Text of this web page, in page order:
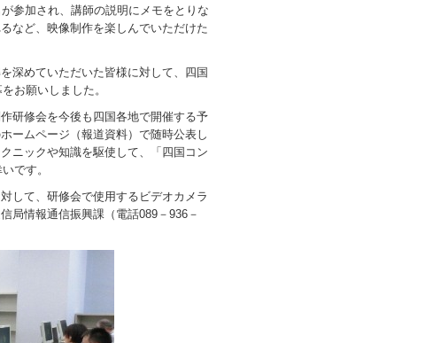
参加され、講師の説明にメモをとりな
など、映像制作を楽しんでいただけた
深めていただいた皆様に対して、四国
お願いしました。
研修会を今後も四国各地で開催する予
ームページ（報道資料）で随時公表し
ニックや知識を駆使して、「四国コン
です。
して、研修会で使用するビデオカメラ
局情報通信振興課（電話089－936－